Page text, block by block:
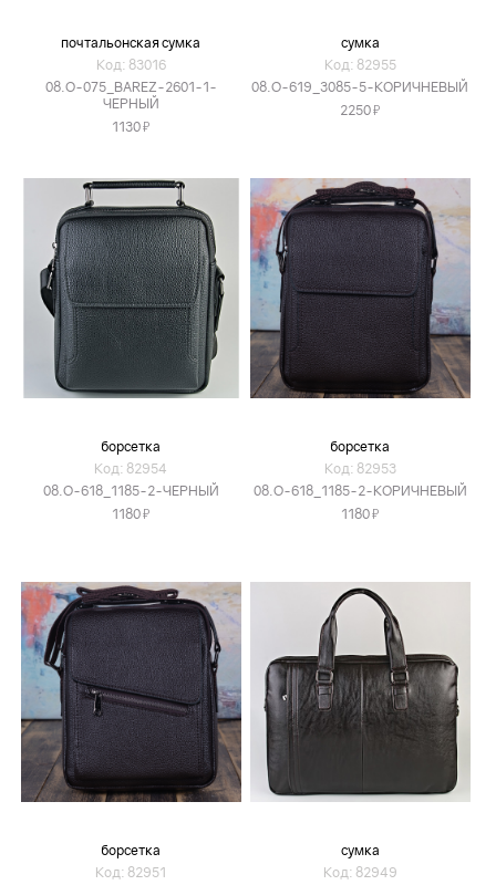
почтальонская сумка
Код: 83016
08.O-075_BAREZ-2601-1-
ЧЕРНЫЙ
1130Я
сумка
Код: 82955
08.O-619_3085-5-КОРИЧНЕВЫЙ
2250Я
борсетка
Код: 82954
08.O-618_1185-2-ЧЕРНЫЙ
1180Я
борсетка
Код: 82953
08.O-618_1185-2-КОРИЧНЕВЫЙ
1180Я
борсетка
Код: 82951
сумка
Код: 82949